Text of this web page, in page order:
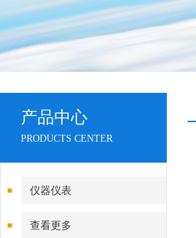
产品中心
PRODUCTS CENTER
仪器仪表
查看更多